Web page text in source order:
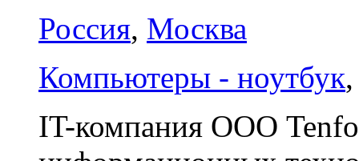
Россия, Москва
Компьютеры - ноутбук
IT-компания ООО